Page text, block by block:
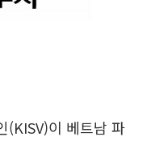
(KISV)이 베트남 파